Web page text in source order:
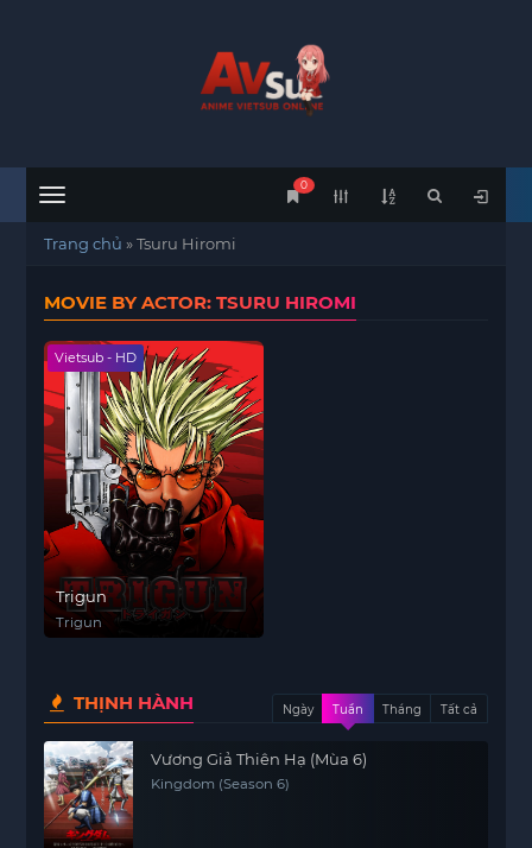
Menu
0
Trang chủ »Tsuru Hiromi
MOVIE BY ACTOR: TSURU HIROMI
Vietsub - HD
Trigun
Trigun
THỊNH HÀNH Ngày Tuần Tháng Tất cả
Vương Giả Thiên Hạ (Mùa 6)
Kingdom (Season 6)